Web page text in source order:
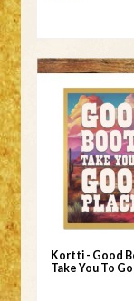
Kortti - Good
Take You To